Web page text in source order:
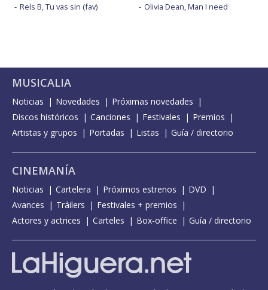
Rels B, Tu vas sin (fav) Olivia Dean, Man I need
MUSICALIA
Noticias Novedades
Próximas novedades
Discos históricos
Canciones Festivales
Premios
Artistas y grupos
Portadas Listas Guía / directorio
CINEMANÍA
Noticias Cartelera Próximos estrenos
DVD
Avances
Tráilers
Festivales + premios
Actores y actrices
Carteles Box-office Guía / directorio